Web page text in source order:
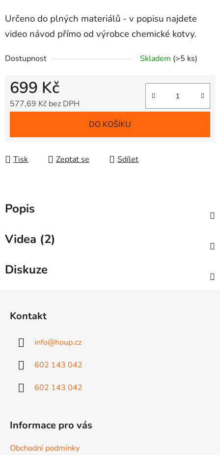
Určeno do plných materiálů - v popisu najdete
video návod přímo od výrobce chemické kotvy.
Dostupnost Skladem (>5 ks)
699 Kč
577,69 Kč bez DPH
DO KOŠÍKU
Tisk Zeptat se Sdílet
Popis
Videa (2)
Diskuze
Kontakt
info@houp.cz
602 143 042
602 143 042
Informace pro vás
Obchodní podmínky